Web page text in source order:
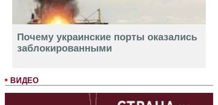
ВИДЕО
Почему украинские порты оказались
заблокированными